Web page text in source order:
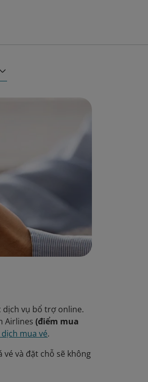
dịch vụ bổ trợ online.
Airlines (điểm mua
mua vé.
và đặt chỗ sẽ không